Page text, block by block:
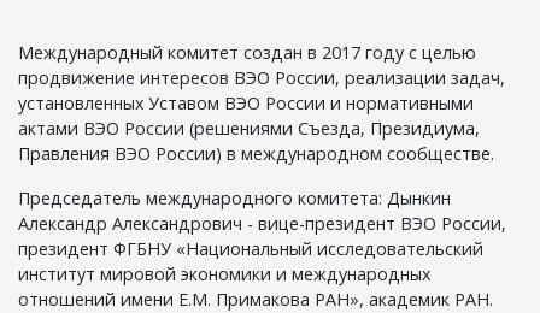
Международный комитет создан в 2017 году с целью
продвижение интересов ВЭО России, реализации задач,
установленных Уставом ВЭО России и нормативными
актами ВЭО России (решениями Съезда, Президиума,
Правления ВЭО России) в международном сообществе.
Председатель международного комитета: Дынкин
Александр Александрович - вице-президент ВЭО России,
президент ФГБНУ «Национальный исследовательский
институт мировой экономики и международных
отношений имени Е.М. Примакова РАН», академик РАН.